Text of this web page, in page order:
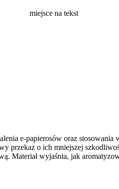
miejsce na tekst
e-papierosów oraz
przekaz o ich mniejszej
Materiał wyjaśnia, jak